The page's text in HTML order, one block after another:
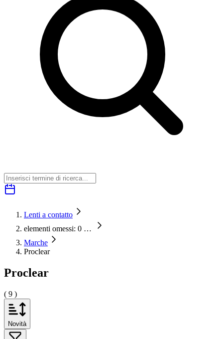
Lenti a contatto
elementi omessi: 0 …
Marche
Proclear
Proclear
( 9 )
Novità